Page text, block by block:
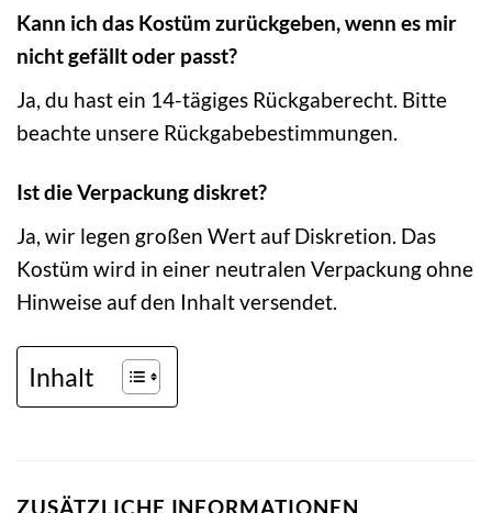
Kann ich das Kostüm zurückgeben, wenn es mir
nicht gefällt oder passt?
Ja, du hast ein 14-tägiges Rückgaberecht. Bitte
beachte unsere Rückgabebestimmungen.
Ist die Verpackung diskret?
Ja, wir legen großen Wert auf Diskretion. Das
Kostüm wird in einer neutralen Verpackung ohne
Hinweise auf den Inhalt versendet.
Inhalt
ZUSÄTZLICHE INFORMATIONEN